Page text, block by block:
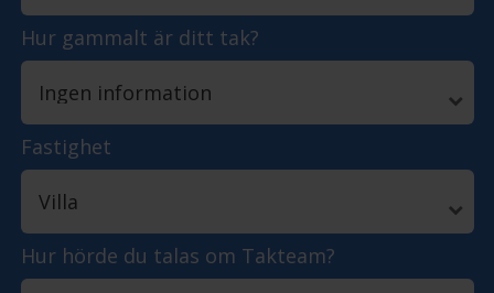
Hur gammalt är ditt tak?
Fastighet
Hur hörde du talas om Takteam?